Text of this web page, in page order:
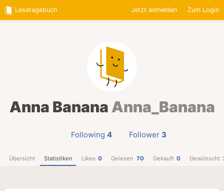
Lesetagebuch Jetzt anmelden Zum Login
Anna Banana Anna_Banana
Following 4 Follower 3
Übersicht Statistiken Likes 0 Gelesen 70 Gekauft 0 Gewünscht